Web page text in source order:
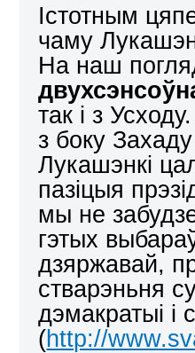
Істотным
чаму
На наш
так і з
з боку
Лукашэнкі
пазіцыя
мы не
гэтых
дзяржавай,
стварэньня
дэмакратыі і
(http://